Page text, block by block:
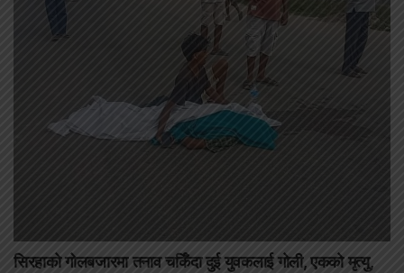
सिरहाको गोलबजारमा तनाव चर्किँदा दुई युवकलाई गोली, एकको मृत्यु,